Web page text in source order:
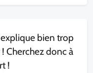
bien trop
Cherchez donc à
!